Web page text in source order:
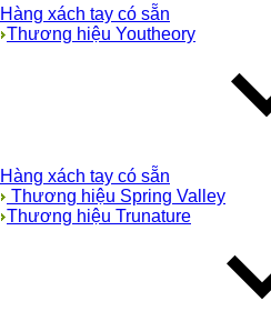
Hàng xách tay có sẵn
Thương hiệu Youtheory
Hàng xách tay có sẵn
Thương hiệu Spring Valley
Thương hiệu Trunature